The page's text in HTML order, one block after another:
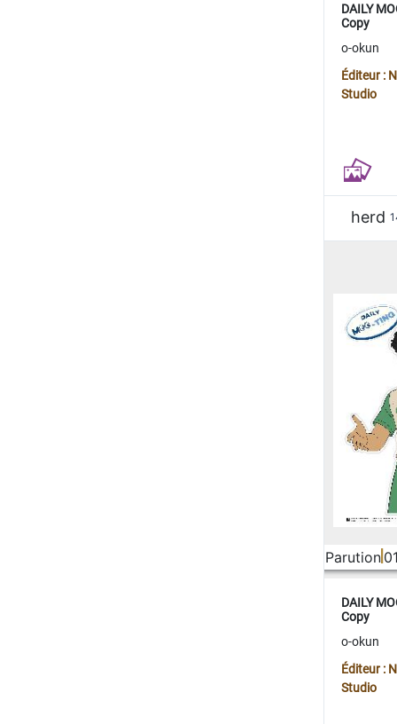
DAILY
Copy
o-okun
Éditeur :
Studio
herd
Parution
DAILY
Copy
o-okun
Éditeur :
Studio